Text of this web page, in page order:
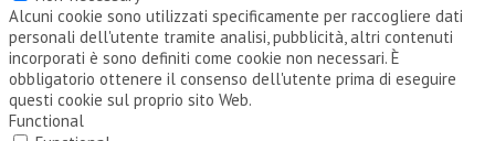
Alcuni cookie sono utilizzati specificamente per raccogliere dati
personali dell'utente tramite analisi, pubblicità, altri contenuti
incorporati è sono definiti come cookie non necessari. È
obbligatorio ottenere il consenso dell'utente prima di eseguire
questi cookie sul proprio sito Web.
Functional